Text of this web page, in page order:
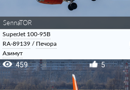
SennaTOR
SuperJet 100-95B
RA-89139 / Печора
Азимут
459 5